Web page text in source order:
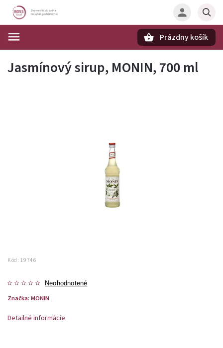
Prázdny košík
Jasmínový sirup, MONIN, 700 ml
Kód: 19746
Neohodnotené
Značka: MONIN
Detailné informácie